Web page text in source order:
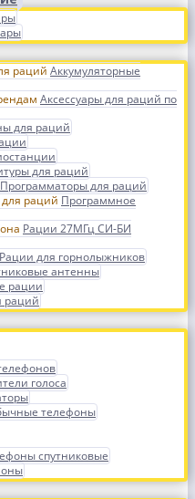
Аккумуляторные
Аксессуары для раций по
для раций
для раций
Программаторы для раций
Программное
Рации 27МГц СИ-БИ
Рации для горнолыжников
антенны
рации
раций
голоса
телефоны
спутниковые